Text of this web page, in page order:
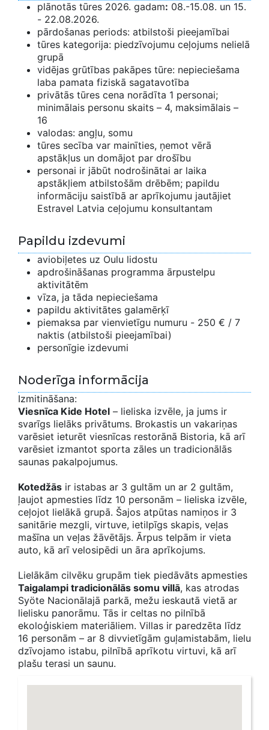
plānotās tūres 2026. gadam: 08.-15.08. un 15.
- 22.08.2026.
pārdošanas periods: atbilstoši pieejamībai
tūres kategorija: piedzīvojumu ceļojums nelielā
grupā
vidējas grūtības pakāpes tūre: nepieciešama
laba pamata fiziskā sagatavotība
privātās tūres cena norādīta 1 personai;
minimālais personu skaits – 4, maksimālais –
16
valodas: angļu, somu
tūres secība var mainīties, ņemot vērā
apstākļus un domājot par drošību
personai ir jābūt nodrošinātai ar laika
apstākļiem atbilstošām drēbēm; papildu
informāciju saistībā ar aprīkojumu jautājiet
Estravel Latvia ceļojumu konsultantam
Papildu izdevumi
aviobiļetes uz Oulu lidostu
apdrošināšanas programma ārpustelpu
aktivitātēm
vīza, ja tāda nepieciešama
papildu aktivitātes galamērķī
piemaksa par vienvietīgu numuru - 250 € / 7
naktis (atbilstoši pieejamībai)
personīgie izdevumi
Noderīga informācija
Izmitināšana:
Viesnīca Kide Hotel – lieliska izvēle, ja jums ir
svarīgs lielāks privātums. Brokastis un vakariņas
varēsiet ieturēt viesnīcas restorānā Bistoria, kā arī
varēsiet izmantot sporta zāles un tradicionālās
saunas pakalpojumus.
Kotedžās ir istabas ar 3 gultām un ar 2 gultām,
ļaujot apmesties līdz 10 personām – lieliska izvēle,
ceļojot lielākā grupā. Šajos atpūtas namiņos ir 3
sanitārie mezgli, virtuve, ietilpīgs skapis, veļas
mašīna un veļas žāvētājs. Ārpus telpām ir vieta
auto, kā arī velosipēdi un āra aprīkojums.
​Lielākām cilvēku grupām tiek piedāvāts apmesties
Taigalampi tradicionālās somu villā, kas atrodas
Syöte Nacionālajā parkā, mežu ieskautā vietā ar
lielisku panorāmu. Tās ir celtas no pilnībā
ekoloģiskiem materiāliem. Villas ir paredzēta līdz
16 personām – ar 8 divvietīgām guļamistabām, lielu
dzīvojamo istabu, pilnībā aprīkotu virtuvi, kā arī
plašu terasi un saunu.